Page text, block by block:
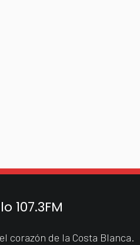
107.3FM
corazón de la Costa Blanca.